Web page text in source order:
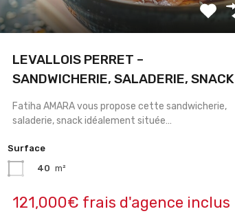
LEVALLOIS PERRET –
SANDWICHERIE, SALADERIE, SNACK
Fatiha AMARA vous propose cette sandwicherie,
saladerie, snack idéalement située…
Surface
40 m²
121,000€ frais d'agence inclus